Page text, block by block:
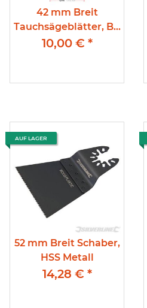
42 mm Breit
Tauchsägeblätter, Bi-
Metall, Supercut-
Kunststoff, Nägel oder
10,00 € *
AUF LAGER
52 mm Breit Schaber,
HSS Metall
14,28 € *